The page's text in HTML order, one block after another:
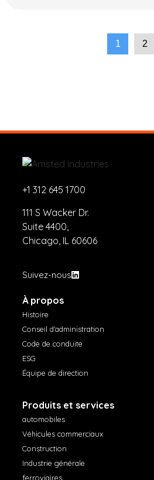
1 2
+1 312 645 1700
111 S Wacker Dr.
Suite 4400,
Chicago, IL 60606
Suivez-nous
À propos
Histoire
Conseil d’administration
Code de conduite
ESG
Équipe de direction
Produits et services
automobiles
Véhicules commerciaux
Construction
Industrie générale
ferroviaires